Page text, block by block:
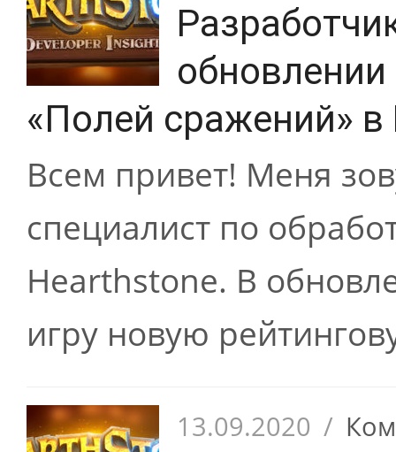
«Полей сражений»
Всем привет! Меня
специалист по
Hearthstone. В
игру новую
13.09.2020 /